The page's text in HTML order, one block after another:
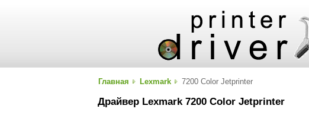
Главная Lexmark 7200 Color Jetprinter
Драйвер Lexmark 7200 Color Jetprinter